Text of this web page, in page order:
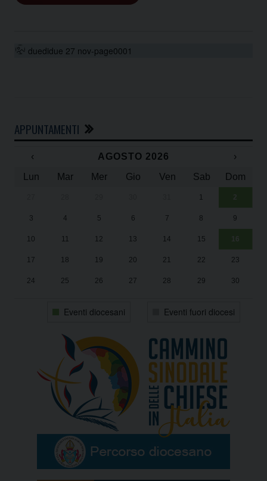
duedidue 27 nov-page0001
APPUNTAMENTI
‹ AGOSTO 2026
›
Lun
Mar Mer Gio Ven Sab Dom
1 2
3 4 5 6 7 8 9
10 11 12 13 14 15 16
17 18 19 20 21 22 23
24 25 26 27 28 29 30
Eventi diocesani Eventi fuori diocesi